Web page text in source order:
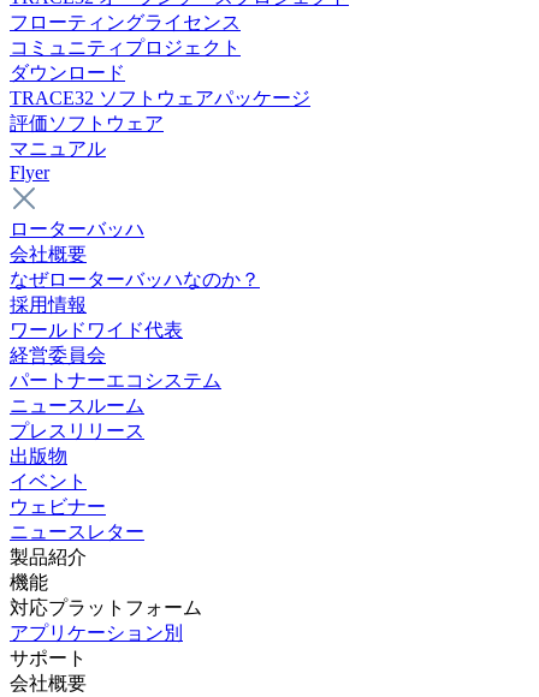
フローティングライセンス
コミュニティプロジェクト
ダウンロード
TRACE32 ソフトウェアパッケージ
評価ソフトウェア
マニュアル
Flyer
ローターバッハ
会社概要
なぜローターバッハなのか？
採用情報
ワールドワイド代表
経営委員会
パートナーエコシステム
ニュースルーム
プレスリリース
出版物
イベント
ウェビナー
ニュースレター
製品紹介
機能
対応プラットフォーム
アプリケーション別
サポート
会社概要